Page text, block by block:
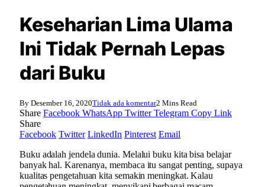
Keseharian Lima Ulama
Ini Tidak Pernah Lepas
dari Buku
By Desember 16, 2020Tidak ada komentar2 Mins Read
Share Facebook WhatsApp Twitter Telegram Copy Link
Share
Facebook Twitter LinkedIn Pinterest Email
Buku adalah jendela dunia. Melalui buku kita bisa belajar
banyak hal. Karenanya, membaca itu sangat penting, supaya
kualitas pengetahuan kita semakin meningkat. Kalau